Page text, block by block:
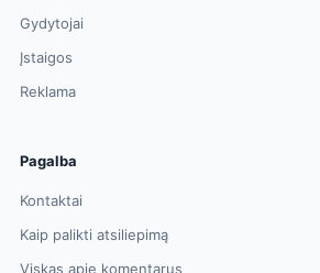
Gydytojai
Įstaigos
Reklama
Pagalba
Kontaktai
Kaip palikti atsiliepimą
Viskas apie komentarus